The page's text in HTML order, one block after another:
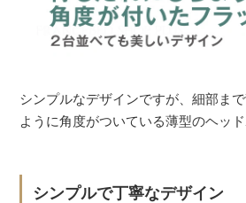
シンプルなデザインですが、細部ま
ように角度がついている薄型のヘッド
シンプルで丁寧なデザイン